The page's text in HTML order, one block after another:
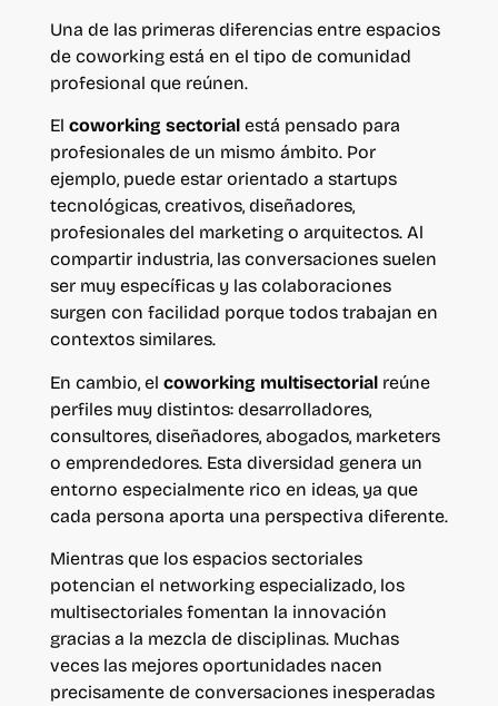
Una de las primeras diferencias entre espacios
de coworking está en el tipo de comunidad
profesional que reúnen.
El coworking sectorialestá pensado para
profesionales de un mismo ámbito. Por
ejemplo, puede estar orientado a startups
tecnológicas, creativos, diseñadores,
profesionales del marketing o arquitectos. Al
compartir industria, las conversaciones suelen
ser muy específicas y las colaboraciones
surgen con facilidad porque todos trabajan en
contextos similares.
En cambio, el coworking multisectorialreúne
perfiles muy distintos: desarrolladores,
consultores, diseñadores, abogados, marketers
o emprendedores. Esta diversidad genera un
entorno especialmente rico en ideas, ya que
cada persona aporta una perspectiva diferente.
Mientras que los espacios sectoriales
potencian el networking especializado, los
multisectoriales fomentan la innovación
gracias a la mezcla de disciplinas. Muchas
veces las mejores oportunidades nacen
precisamente de conversaciones inesperadas